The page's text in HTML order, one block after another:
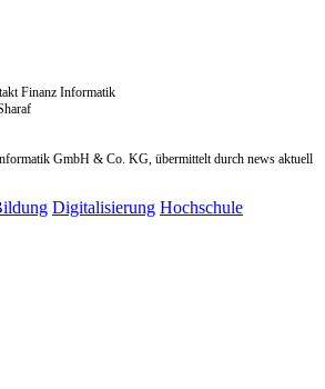
Finanz Informatik
GmbH & Co. KG, übermittelt durch news aktuell
Digitalisierung Hochschule